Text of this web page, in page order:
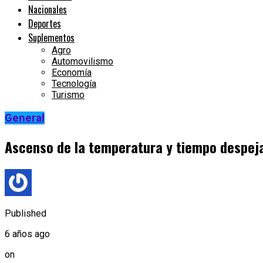
Nacionales
Deportes
Suplementos
Agro
Automovilismo
Economía
Tecnología
Turismo
General
Ascenso de la temperatura y tiempo
Published
6 años ago
on